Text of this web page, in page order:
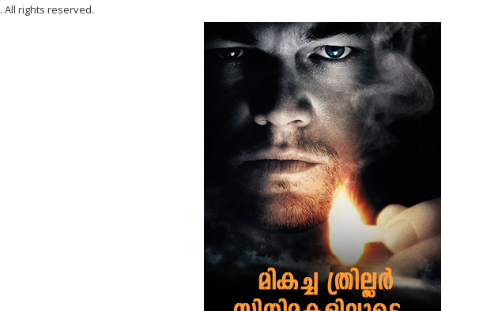
. All rights reserved.